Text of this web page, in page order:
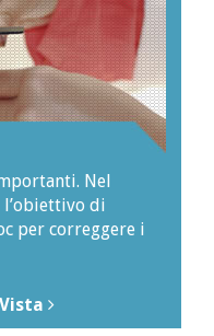
Nel
di
per correggere i